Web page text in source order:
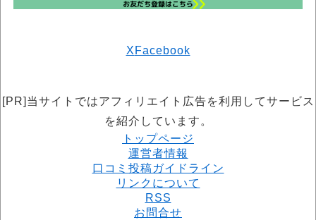
X Facebook
[PR]当サイトではアフィリエイト広告を利用してサービス
を紹介しています。
トップページ
運営者情報
口コミ投稿ガイドライン
リンクについて
RSS
お問合せ